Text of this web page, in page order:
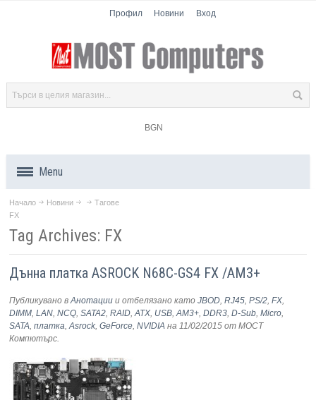
Профил Новини Вход
BGN
Menu
Продукти
Компоненти
Лаптопи
Таблети
Компютри
Сървъри
Начало Новини
Тагове
FX
Tag Archives: FX
Дънна платка ASROCK N68C-GS4 FX /AM3+
Публикувано вАнотации и отбелязано катоJBOD,RJ45,PS/2,FX,
DIMM,LAN,NCQ,SATA2,RAID,ATX, USB,AM3+,DDR3,D-Sub,Micro,
SATA,платка,Asrock,GeForce,NVIDIA на 11/02/2015 от МОСТ
Компютърс.